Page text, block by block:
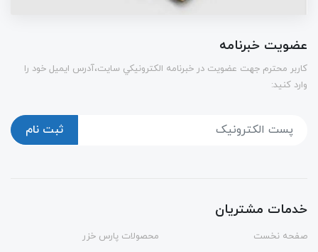
عضویت خبرنامه
كاربر محترم جهت عضويت در خبرنامه الكترونيكي سايت،آدرس ایمیل خود را
وارد کنید:
ثبت نام
خدمات مشتریان
صفحه نخست
محصولات پارس خزر